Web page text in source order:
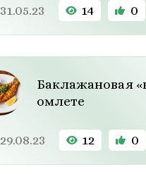
31.05.23 14 0
Баклажановая
омлете
29.08.23 12 0